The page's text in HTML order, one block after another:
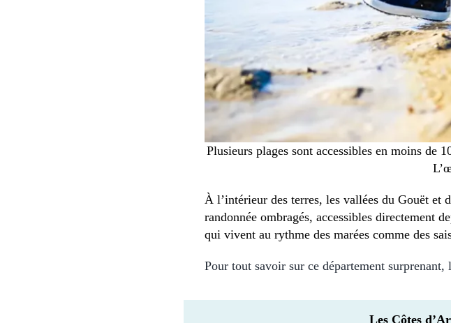
Plusieurs plages sont accessibles en moins de
À l’intérieur des terres, les vallées du Gouët et
randonnée ombragés, accessibles directement
qui vivent au rythme des marées comme des
Pour tout savoir sur ce département
Les Côtes